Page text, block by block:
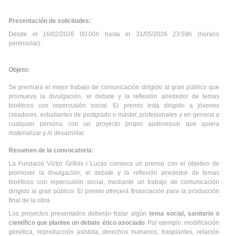
Presentación de solicitudes:
Desde el 16/02/2026 00:00h hasta el 31/05/2026 23:59h (horario
peninsular).
Objeto:
Se premiará el mejor trabajo de comunicación dirigido al gran público que
promueva la divulgación, el debate y la reflexión alrededor de temas
bioéticos con repercusión social. El premio está dirigido a jóvenes
creadores, estudiantes de postgrado o máster, profesionales y en general a
cualquier persona con un proyecto propio audiovisual que quiera
materializar y /o desarrollar.
Resumen de la convocatoria:
La Fundació Víctor Grífols i Lucas convoca un premio con el objetivo de
promover la divulgación, el debate y la reflexión alrededor de temas
bioéticos con repercusión social, mediante un trabajo de comunicación
dirigido al gran público. El premio ofrecerá financiación para la producción
final de la obra.
Los proyectos presentados deberán tratar algún tema social, sanitario o
científico que plantee un debate ético asociado. Por ejemplo: modificación
genética, reproducción asistida, derechos humanos, trasplantes, relación